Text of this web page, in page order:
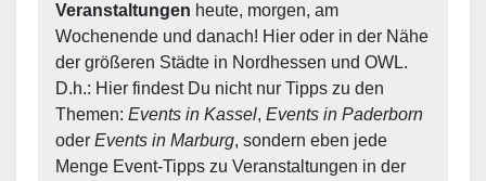
Veranstaltungen heute, morgen, am
Wochenende und danach! Hier oder in der Nähe
der größeren Städte in Nordhessen und OWL.
D.h.: Hier findest Du nicht nur Tipps zu den
Themen: Events in Kassel, Events in Paderborn
oder Events in Marburg, sondern eben jede
Menge Event-Tipps zu Veranstaltungen in der